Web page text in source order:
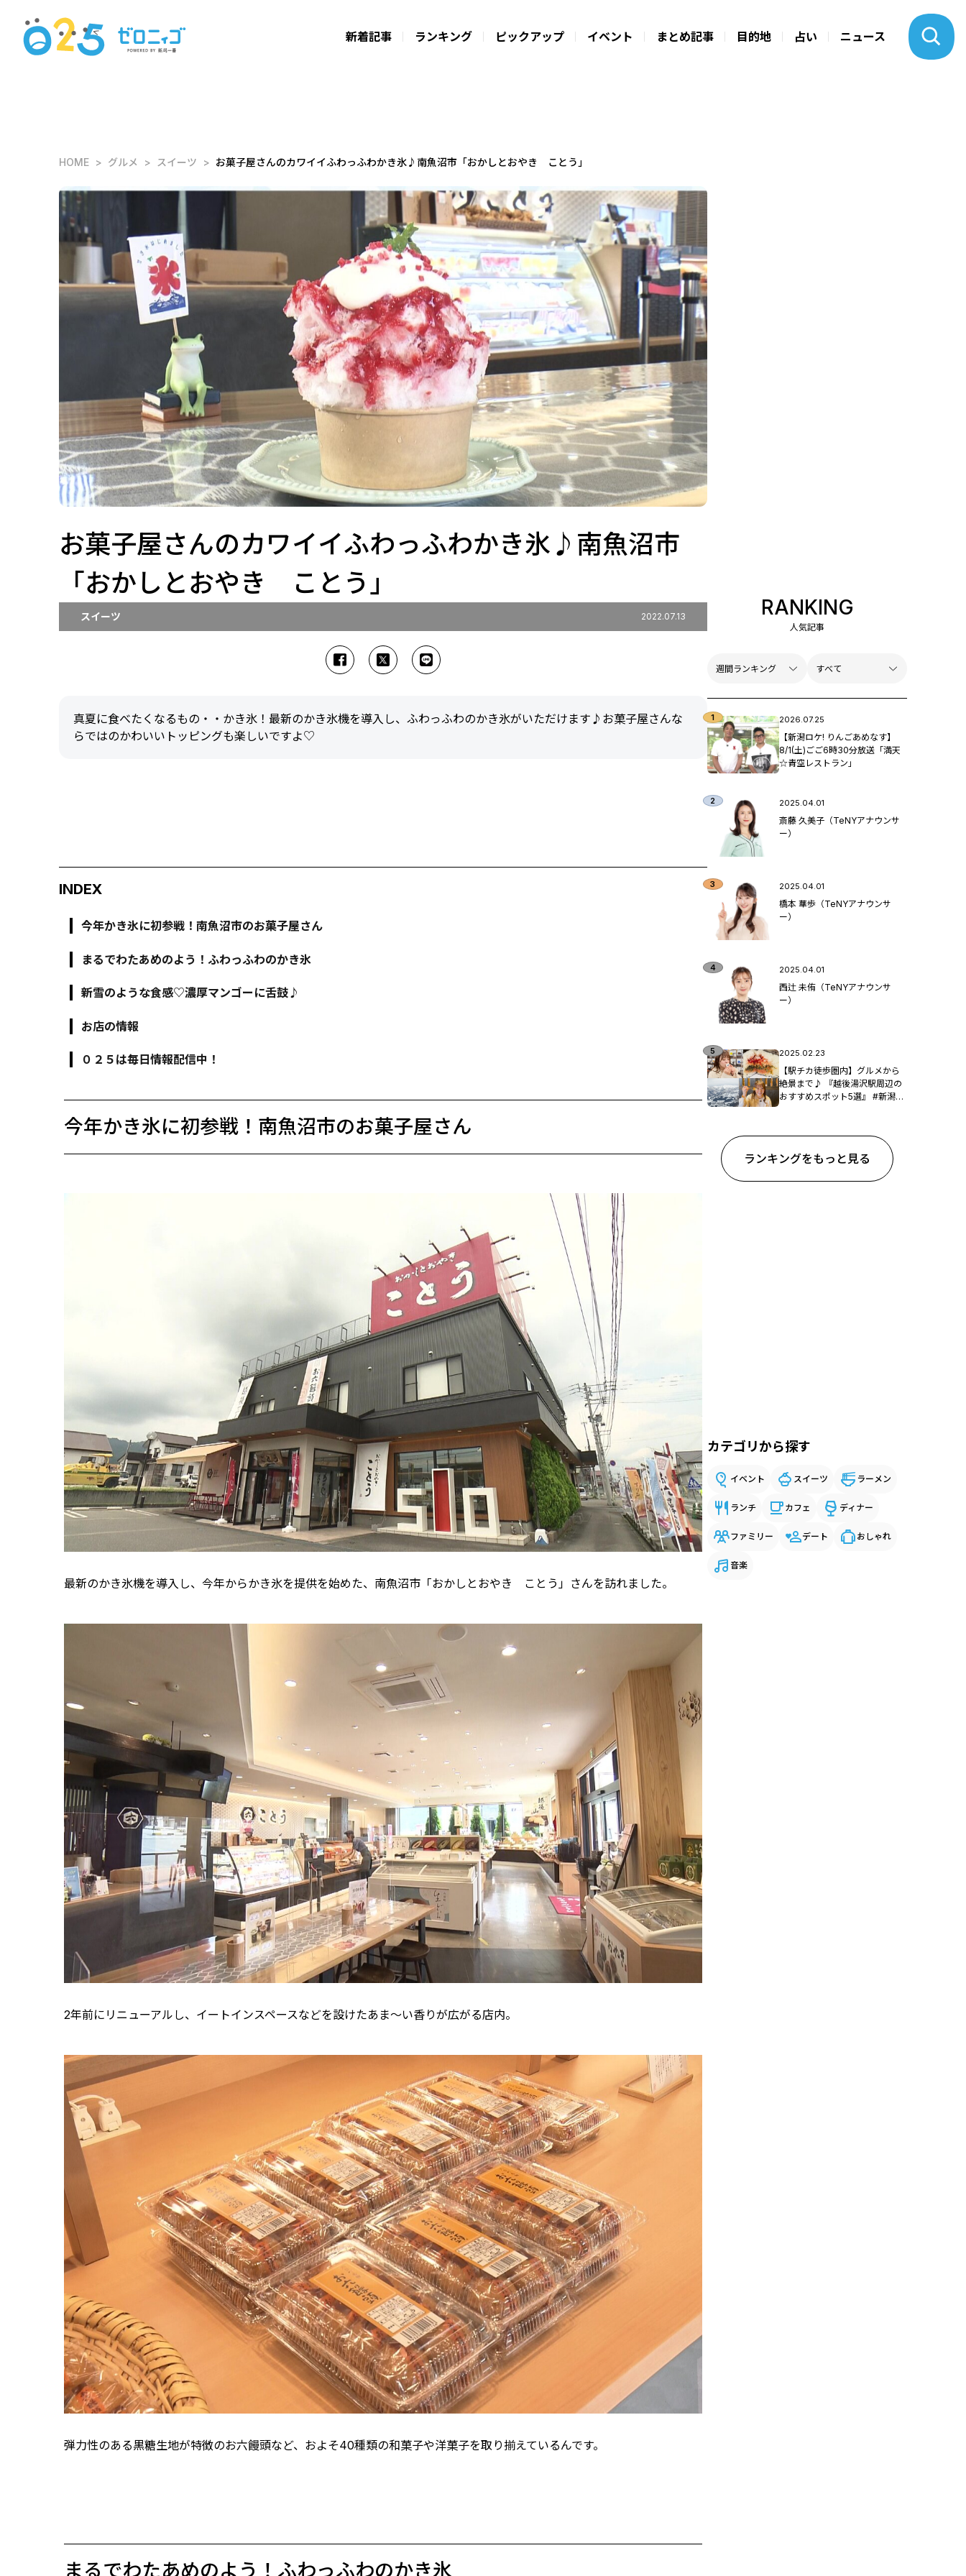
新着記事 ランキング ピックアップ イベント まとめ記事 目的地 占い ニュース
HOME グルメ スイーツ お菓子屋さんのカワイイふわっふわかき氷♪南魚沼市「おかしとおやき ことう」
お菓子屋さんのカワイイふわっふわかき氷♪南魚沼市
「おかしとおやき ことう」
スイーツ 2022.07.13
真夏に食べたくなるもの・・かき氷！最新のかき氷機を導入し、ふわっふわのかき氷がいただけます♪お菓子屋さんな
らではのかわいいトッピングも楽しいですよ♡
INDEX
今年かき氷に初参戦！南魚沼市のお菓子屋さん
まるでわたあめのよう！ふわっふわのかき氷
新雪のような食感♡濃厚マンゴーに舌鼓♪
お店の情報
０２５は毎日情報配信中！
今年かき氷に初参戦！南魚沼市のお菓子屋さん
最新のかき氷機を導入し、今年からかき氷を提供を始めた、南魚沼市「おかしとおやき ことう」さんを訪れました。
2年前にリニューアルし、イートインスペースなどを設けたあま～い香りが広がる店内。
弾力性のある黒糖生地が特徴のお六饅頭など、およそ40種類の和菓子や洋菓子を取り揃えているんです。
まるでわたあめのよう！ふわっふわのかき氷
RANKING
人気記事
2026.07.25
【新潟ロケ! りんごあめなす】
8/1(土)ごご6時30分放送「満天
☆青空レストラン」
2025.04.01
斎藤 久美子（TeNYアナウンサ
ー）
2025.04.01
橋本 華歩（TeNYアナウンサ
ー）
2025.04.01
西辻 未侑（TeNYアナウンサ
ー）
2025.02.23
【駅チカ徒歩圏内】グルメから
絶景まで♪ 『越後湯沢駅周辺の
おすすめスポット5選』 #新潟観
ランキングをもっと見る
カテゴリから探す
イベント スイーツ ラーメン
ランチ カフェ ディナー
ファミリー デート おしゃれ
音楽